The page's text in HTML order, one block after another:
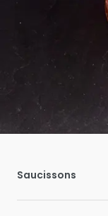
Saucissons